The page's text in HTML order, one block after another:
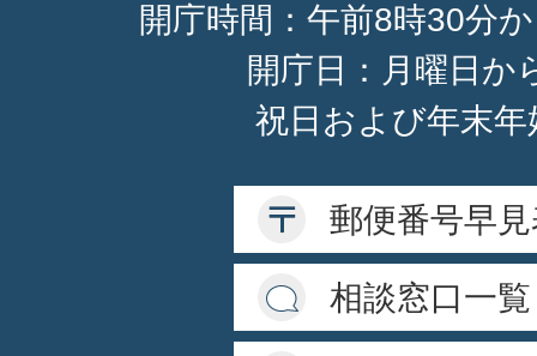
開庁時間：午前8時30分
開庁日：月曜日か
祝日および年末
郵便番号早
相談窓口一覧